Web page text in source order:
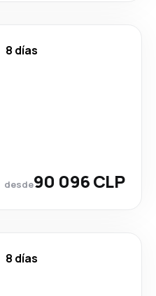
8 días
desde90 096 CLP
8 días